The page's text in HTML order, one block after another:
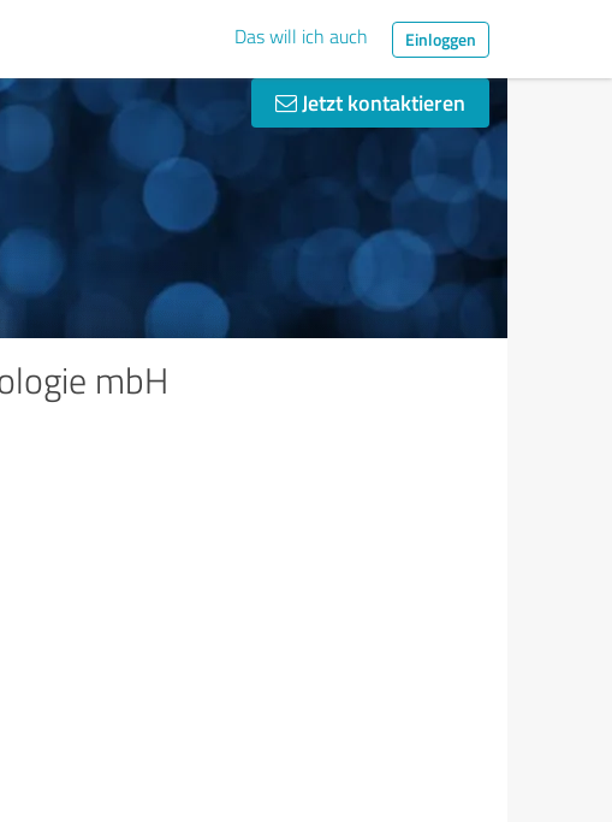
Das will ich auch Einloggen
Jetzt kontaktieren
mbH